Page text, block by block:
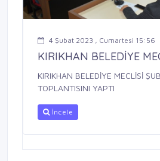
4 Şubat 2023 , Cumartesi 15:56
KIRIKHAN BELEDİYE
KIRIKHAN BELEDİYE MECLİSİ
TOPLANTISINI YAPTI
İncele